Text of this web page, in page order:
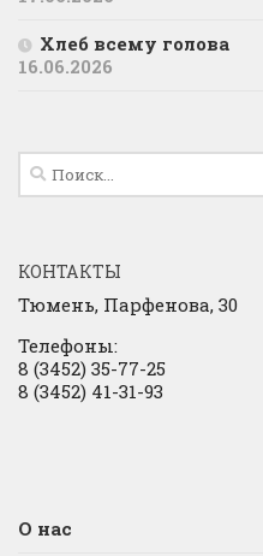
Хлеб всему голова
16.06.2026
Найти:
КОНТАКТЫ
Тюмень, Парфенова, 30
Телефоны:
8 (3452) 35-77-25
8 (3452) 41-31-93
О нас